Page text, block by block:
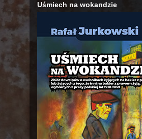
Uśmiech na wokandzie